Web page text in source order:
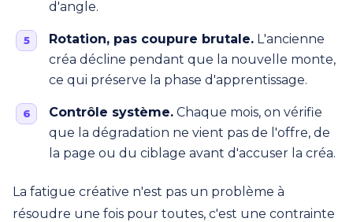
d'angle.
Rotation, pas coupure brutale. L'ancienne
créa décline pendant que la nouvelle monte,
ce qui préserve la phase d'apprentissage.
Contrôle système. Chaque mois, on vérifie
que la dégradation ne vient pas de l'offre, de
la page ou du ciblage avant d'accuser la créa.
La fatigue créative n'est pas un problème à
résoudre une fois pour toutes, c'est une contrainte